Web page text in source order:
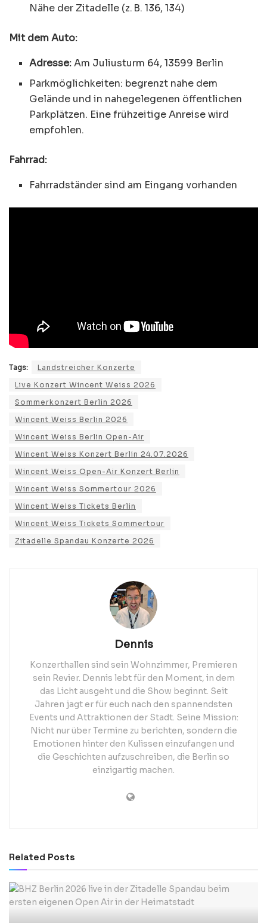
Nähe der Zitadelle (z. B. 136, 134)
Mit dem Auto:
Adresse:Am Juliusturm 64, 13599 Berlin
Parkmöglichkeiten: begrenzt nahe dem
Gelände und in nahegelegenen öffentlichen
Parkplätzen. Eine frühzeitige Anreise wird
empfohlen.
Fahrrad:
Fahrradständer sind am Eingang vorhanden
Tags:
Landstreicher Konzerte
Live Konzert Wincent Weiss 2026
Sommerkonzert Berlin 2026
Wincent Weiss Berlin 2026
Wincent Weiss Berlin Open-Air
Wincent Weiss Konzert Berlin 24.07.2026
Wincent Weiss Open-Air Konzert Berlin
Wincent Weiss Sommertour 2026
Wincent Weiss Tickets Berlin
Wincent Weiss Tickets Sommertour
Zitadelle Spandau Konzerte 2026
Dennis
Konzerthallen sind sein Wohnzimmer, Premieren
sein Revier. Dennis lebt für den Moment, in dem
das Licht ausgeht und die Show beginnt. Seit
Jahren jagt er für euch nach den spannendsten
Events und Attraktionen der Stadt. Seine Mission:
Nicht nur über Termine zu berichten, sondern die
Emotionen hinter den Kulissen einzufangen und
die Geschichten aufzuschreiben, die Berlin so
einzigartig machen.
Related Posts